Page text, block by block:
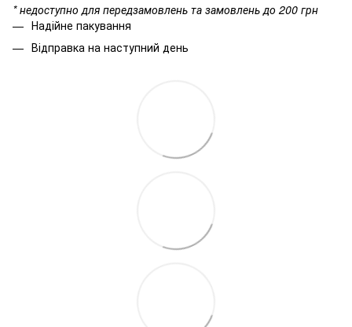
* недоступно для передзамовлень та замовлень до 200 грн
Надійне пакування
Відправка на наступний день